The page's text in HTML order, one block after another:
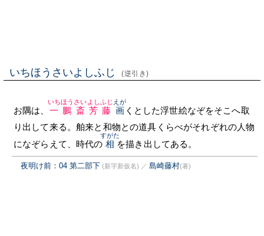
いちほうさいよしふじ (逆引き)
お隅は、 一鵬斎芳藤
いちほうさいよしふじ
画
えが
くとした浮世絵なぞをそこへ取
り出して来る。舶来と和物との道具くらべがそれぞれの人物
になぞらえて、時代の 相
すがた
を描き出してある。
夜明け前：04 第二部下 (新字新仮名) ／ 島崎藤村(著)